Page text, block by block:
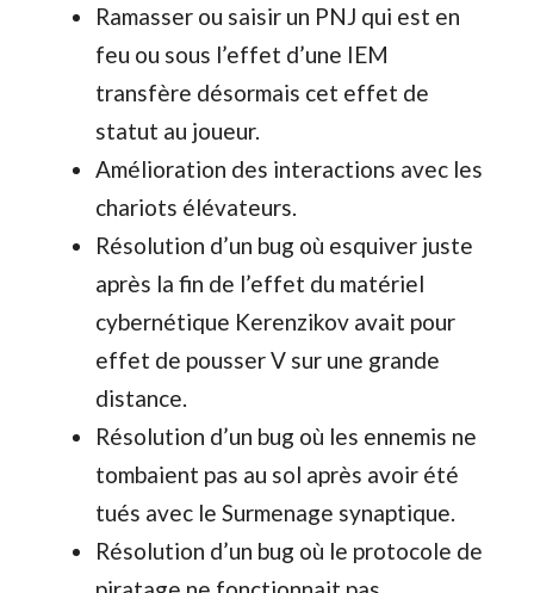
Ramasser ou saisir un PNJ qui est en
feu ou sous l’effet d’une IEM
transfère désormais cet effet de
statut au joueur.
Amélioration des interactions avec les
chariots élévateurs.
Résolution d’un bug où esquiver juste
après la fin de l’effet du matériel
cybernétique Kerenzikov avait pour
effet de pousser V sur une grande
distance.
Résolution d’un bug où les ennemis ne
tombaient pas au sol après avoir été
tués avec le Surmenage synaptique.
Résolution d’un bug où le protocole de